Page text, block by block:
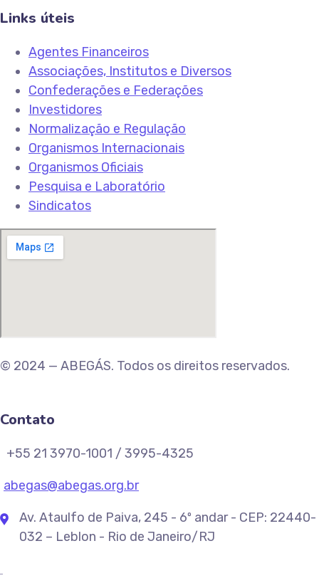
Links úteis
Agentes Financeiros
Associações, Institutos e Diversos
Confederações e Federações
Investidores
Normalização e Regulação
Organismos Internacionais
Organismos Oficiais
Pesquisa e Laboratório
Sindicatos
© 2024 — ABEGÁS. Todos os direitos reservados.
Contato
+55 21 3970-1001 / 3995-4325
abegas@abegas.org.br
Av. Ataulfo de Paiva, 245 - 6º andar - CEP: 22440-
032 – Leblon - Rio de Janeiro/RJ